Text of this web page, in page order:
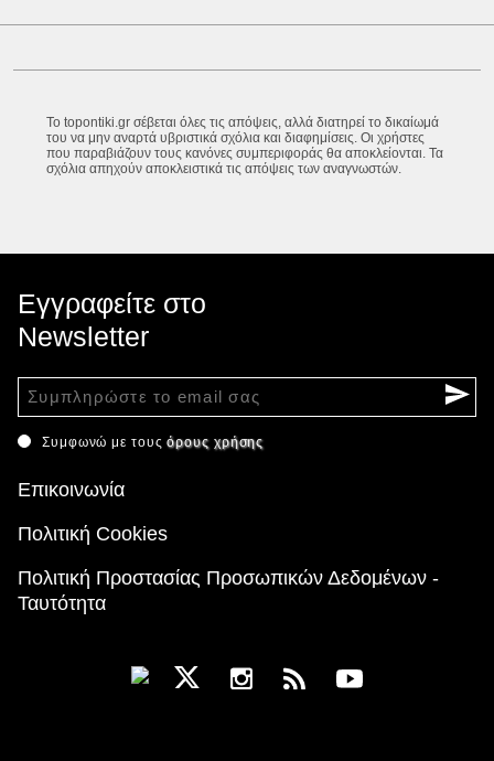
Το topontiki.gr σέβεται όλες τις απόψεις, αλλά διατηρεί το δικαίωμά
του να μην αναρτά υβριστικά σχόλια και διαφημίσεις. Οι χρήστες
που παραβιάζουν τους κανόνες συμπεριφοράς θα αποκλείονται. Τα
σχόλια απηχούν αποκλειστικά τις απόψεις των αναγνωστών.
Εγγραφείτε στο
Newsletter
Συμφωνώ με τουςόρους χρήσης
Επικοινωνία
Πολιτική Cookies
Πολιτική Προστασίας Προσωπικών Δεδομένων -
Ταυτότητα